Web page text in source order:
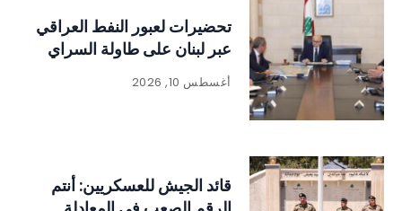
تحضيرات لعبور النفط العراقي
عبر لبنان على طاولة السراي
أغسطس 10, 2026
قائد الجيش للعسكريين: أنتم